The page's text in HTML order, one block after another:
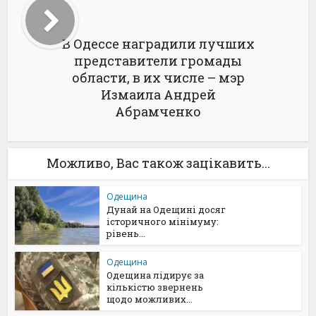
В Одессе наградили лучших
представители громады
области, в их числе – мэр
Измаила Андрей
Абрамченко
Можливо, Вас також зацікавить...
Одещина
Дунай на Одещині досяг
історичного мінімуму:
рівень...
Одещина
Одещина лідирує за
кількістю звернень
щодо можливих...